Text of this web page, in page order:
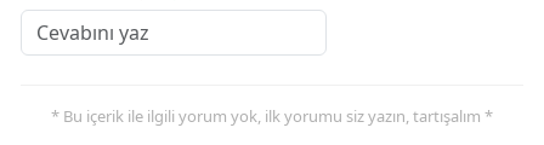
* Bu içerik ile ilgili yorum yok, ilk yorumu siz yazın, tartışalım *